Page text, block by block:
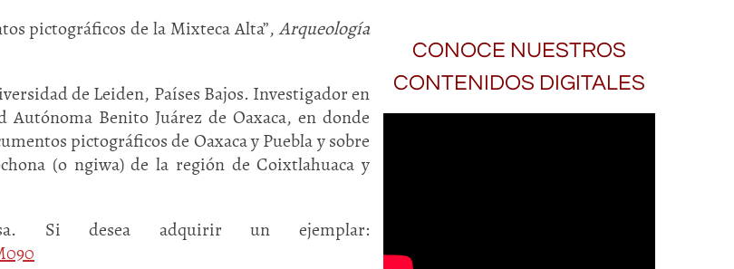
pictográficos de la Mixteca Alta”,Arqueología
de Leiden, Países Bajos. Investigador en
Benito Juárez de Oaxaca, en donde
pictográficos de Oaxaca y Puebla y sobre
(o ngiwa) de la región de Coixtlahuaca y
Si desea adquirir un ejemplar:
CONOCE NUESTROS
CONTENIDOS DIGITALES